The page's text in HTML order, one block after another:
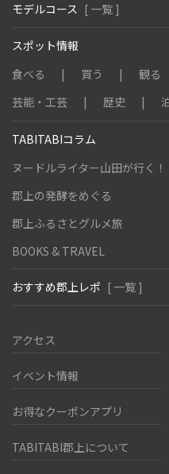
モデルコース [ 一覧 ]
スポット情報
食べる
買う 観る
芸能・工芸
歴史
TABITABIコラム
ヌードルライター山田が行く！
郡上の発酵をめぐる
郡上ふるさとグルメ旅
BOOKS & TRAVEL
おすすめ郡上レポ [ 一覧 ]
アクセス
イベント情報
お得なクーポンアプリ
TABITABI郡上について